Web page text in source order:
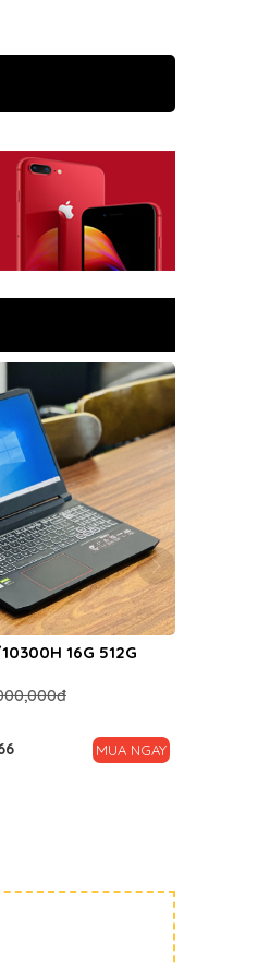
-24% SALE!
iPhone 11 Pro Max 64GB quốc
6,900,000đ
Lượt xem: 3111